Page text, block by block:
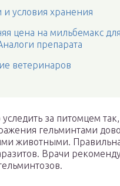
и условия хранения
цена на мильбемакс
препарата
ветеринаров
за питомцем
гельминтами
животными.
Врачи